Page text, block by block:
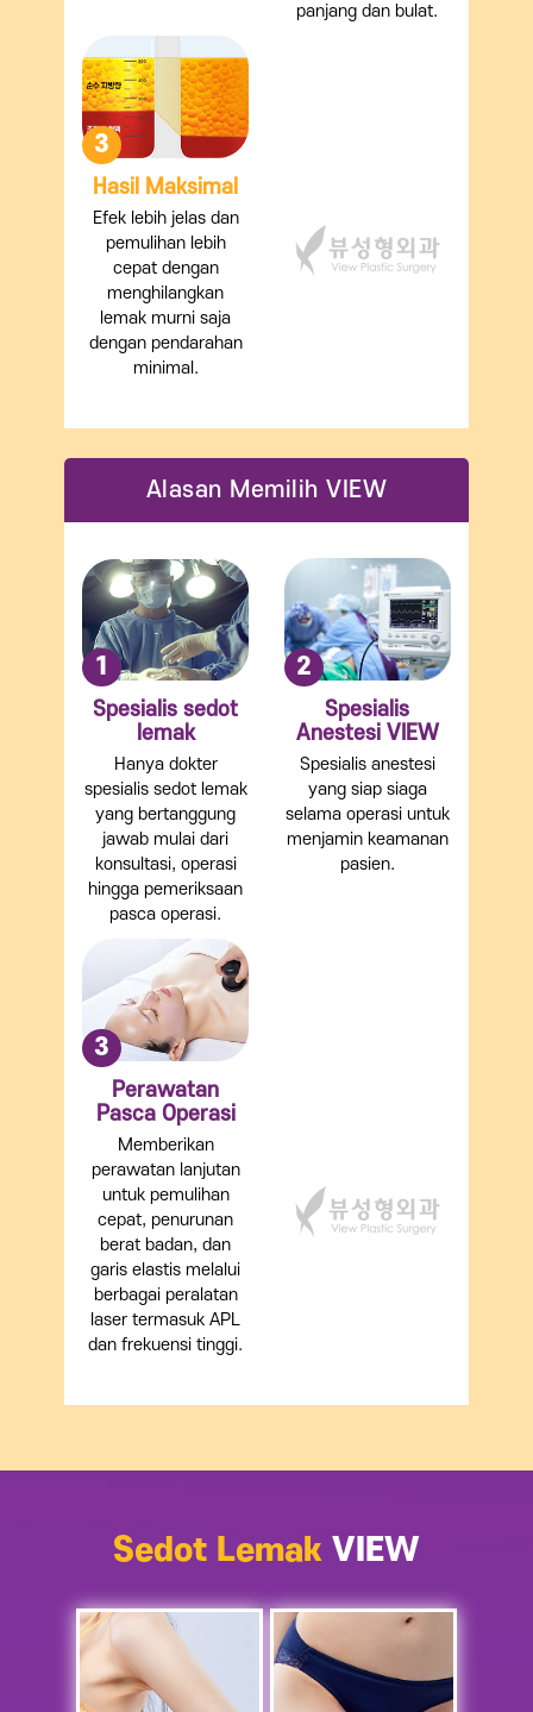
panjang dan bulat.
3
Hasil Maksimal
Efek lebih jelas dan
pemulihan lebih
cepat dengan
menghilangkan
lemak murni saja
dengan pendarahan
minimal.
Alasan Memilih VIEW
1
Spesialis sedot
lemak
Hanya dokter
spesialis sedot lemak
yang bertanggung
jawab mulai dari
konsultasi, operasi
hingga pemeriksaan
pasca operasi.
2
Spesialis
Anestesi VIEW
Spesialis anestesi
yang siap siaga
selama operasi untuk
menjamin keamanan
pasien.
3
Perawatan
Pasca Operasi
Memberikan
perawatan lanjutan
untuk pemulihan
cepat, penurunan
berat badan, dan
garis elastis melalui
berbagai peralatan
laser termasuk APL
dan frekuensi tinggi.
Sedot Lemak VIEW